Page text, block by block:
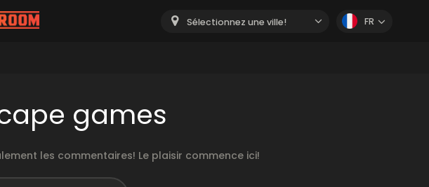
Sélectionnez une ville! FR
games
les commentaires! Le plaisir commence ici!